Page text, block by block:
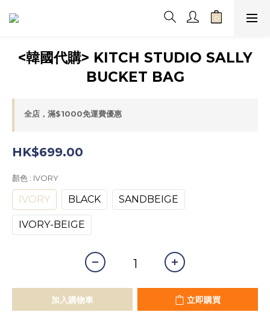
<韓國代購> KITCH STUDIO SALLY
BUCKET BAG
全店，滿$1000免運費優惠
HK$699.00
顏色 : IVORY
IVORY BLACK SANDBEIGE
IVORY-BEIGE
加入購物車 立即購買